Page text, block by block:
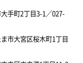
手町2丁目3-1／027-
市大宮区桜木町1丁目